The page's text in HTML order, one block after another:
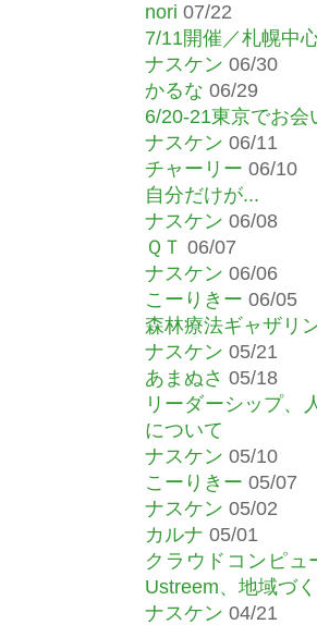
nori 07/22
7/11開催／札幌中
ナスケン 06/30
かるな 06/29
6/20-21東京でお
ナスケン 06/11
チャーリー 06/10
自分だけが...
ナスケン 06/08
ＱＴ 06/07
ナスケン 06/06
こーりきー 06/05
森林療法ギャザリ
ナスケン 05/21
あまぬさ 05/18
リーダーシップ、
について
ナスケン 05/10
こーりきー 05/07
ナスケン 05/02
カルナ 05/01
クラウドコンピュ
Ustreem、地域づ
ナスケン 04/21